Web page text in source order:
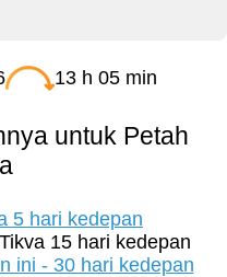
13 h 05 min
untuk Petah
5 hari kedepan
15 hari kedepan
ini - 30 hari kedepan